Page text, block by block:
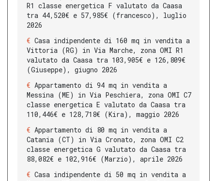
R1 classe energetica F valutato da Caasa
tra 44,520€ e 57,985€ (francesco), luglio
2026
Casa indipendente di 160 mq in vendita a
Vittoria (RG) in Via Marche, zona OMI R1
valutato da Caasa tra 103,905€ e 126,809€
(Giuseppe), giugno 2026
Appartamento di 94 mq in vendita a
Messina (ME) in Via Peschiera, zona OMI C7
classe energetica E valutato da Caasa tra
110,446€ e 128,718€ (Kira), maggio 2026
Appartamento di 80 mq in vendita a
Catania (CT) in Via Cronato, zona OMI C2
classe energetica G valutato da Caasa tra
88,082€ e 102,916€ (Marzio), aprile 2026
Casa indipendente di 50 mq in vendita a